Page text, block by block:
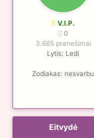
V.I.P.
0
3.665 pranešimai
Lytis: Ledi
Zodiakas: nesvarbu
Eitvydė